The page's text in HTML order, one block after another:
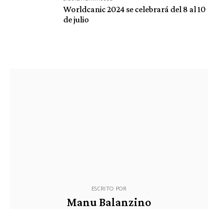
Worldcanic 2024 se celebrará del 8 al 10
de julio
ESCRITO POR
Manu Balanzino